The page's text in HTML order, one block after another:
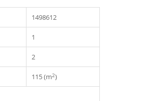
1498612
1
2
115 (m2)